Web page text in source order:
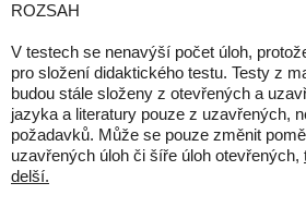
ROZSAH
V testech se nenavýší počet úloh,
pro složení didaktického testu. Testy z
budou stále složeny z otevřených a
jazyka a literatury pouze z uzavřených,
požadavků. Může se pouze změnit
uzavřených úloh či šíře úloh otevřených,
delší.